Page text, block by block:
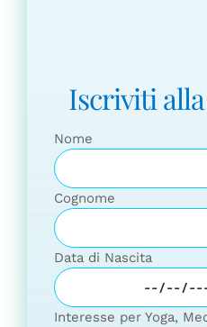
Iscriviti
Nome
Cognome
Data di Nascita
Interesse per Yoga,